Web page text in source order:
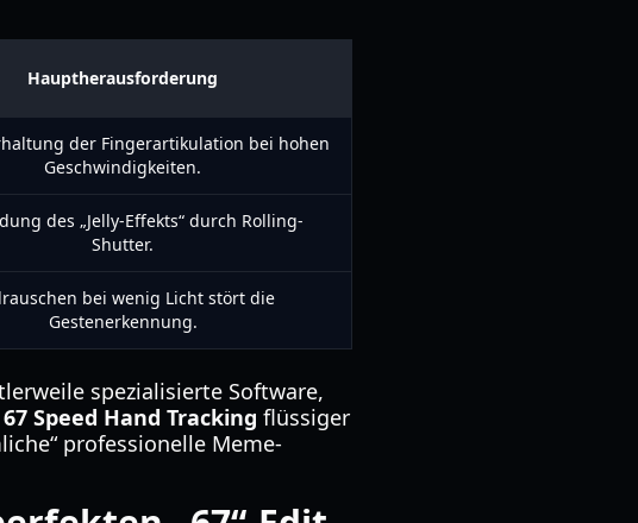
Hauptherausforderung
der Fingerartikulation bei hohen
Geschwindigkeiten.
des „Jelly-Effekts“ durch Rolling-
Shutter.
bei wenig Licht stört die
Gestenerkennung.
spezialisierte Software,
67 Speed Hand Tracking flüssiger
professionelle Meme-